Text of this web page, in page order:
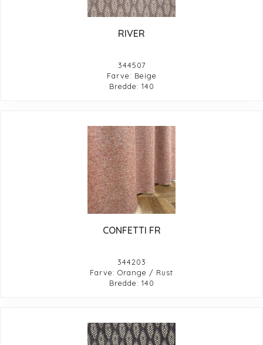
RIVER
344507
Farve: Beige
Bredde: 140
CONFETTI FR
344203
Farve: Orange / Rust
Bredde: 140